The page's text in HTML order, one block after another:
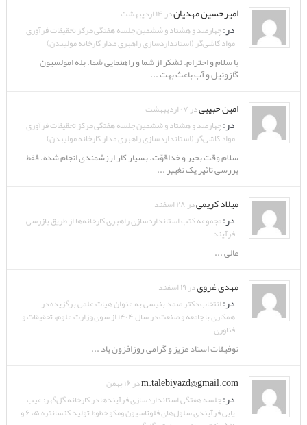
امیرحسین مهدیاندر ۱۴ اردیبهشت
در:چهارصد و هشتاد و ششمین جلسه هفتگی مرکز تحقیقات فرآوری
مواد کاشی‌گر (استانداردسازی راهبری مدار کارخانه مولیبدن)
با سلام و احترام. تشکر از شما و راهنمایی شما. بله امولسیون
گازوئیل و آب باعث بهت ...
امین حبیبیدر ۰۷ اردیبهشت
در:چهارصد و هشتاد و ششمین جلسه هفتگی مرکز تحقیقات فرآوری
مواد کاشی‌گر (استانداردسازی راهبری مدار کارخانه مولیبدن)
سلام وقت بخیر و خداقوّت. بسیار کار ارزشمندی انجام شده. فقط
بررسی تاثیر یک تغییر ...
میلاد کریمیدر ۲۸ اسفند
در:مجموعه کتب استانداردسازی راهبری کارخانه‌ها از طریق بازرسی
فرآیند
عالی ...
مهدی غرویدر ۱۹ اسفند
در:انتخاب دکتر صمد بنیسی به عنوان هیات علمی برگزیده در
همکاری با جامعه و صنعت در سال ۱۴۰۴ از سوی وزارت علوم، تحقیقات و
فناوری
توفیقات استاد عزیز و گرامی روزافزون باد ...
m.talebiyazd@gmail.comدر ۱۶ بهمن
در:جلسه هفتگی استانداردسازی فرآیندها در کارخانه گل‌گهر: عیب
یابی فرآیندی سلول‌های فلوتاسیون ومکو خطوط تولید کنسانتره ۵، ۶ و